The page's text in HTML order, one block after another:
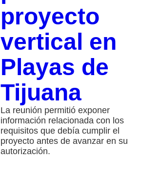
proyecto
vertical en
Playas de
Tijuana
La reunión permitió exponer
información relacionada con los
requisitos que debía cumplir el
proyecto antes de avanzar en su
autorización.